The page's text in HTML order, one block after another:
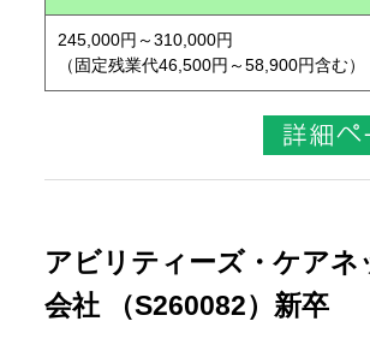
245,000円～310,000円
（固定残業代46,500円～58,900円含む）
アビリティーズ・ケアネ
会社 （S260082）新卒